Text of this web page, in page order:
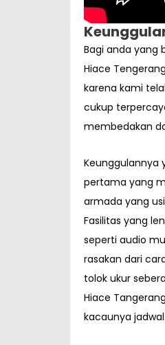
Bagi anda yang
Hiace
karena kami
cukup
membedakan
Keunggulannya
pertama yang
armada yang
Fasilitas yang
seperti audio
rasakan dari
tolok ukur
Hiace
kacaunya